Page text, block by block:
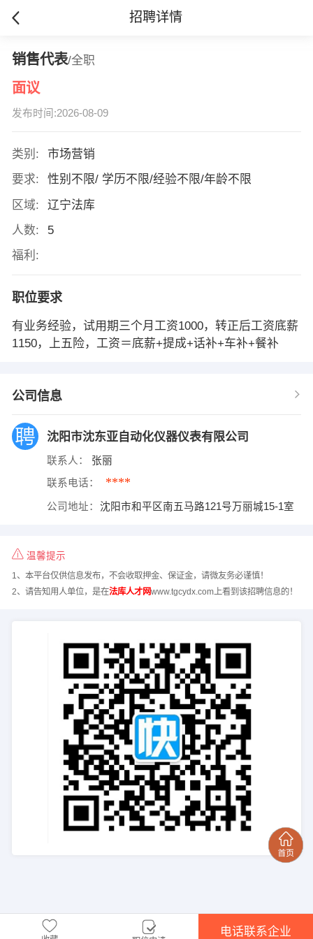
招聘详情
销售代表/全职
面议
发布时间:2026-08-09
类别:
市场营销
要求:
性别不限/ 学历不限/经验不限/年龄不限
区域:
辽宁法库
人数:
5
福利:
职位要求
有业务经验，试用期三个月工资1000，转正后工资底薪
1150，上五险，工资＝底薪+提成+话补+车补+餐补
公司信息
沈阳市沈东亚自动化仪器仪表有限公司
联系人： 张丽
联系电话： ****
公司地址： 沈阳市和平区南五马路121号万丽城15-1室
温馨提示
1、本平台仅供信息发布，不会收取押金、保证金，请微友务必谨慎！
2、请告知用人单位，是在法库人才网www.tgcydx.com上看到该招聘信息的！
电话联系企业